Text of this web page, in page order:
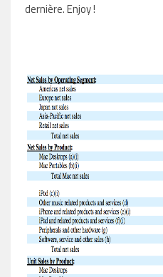
dernière. Enjoy !